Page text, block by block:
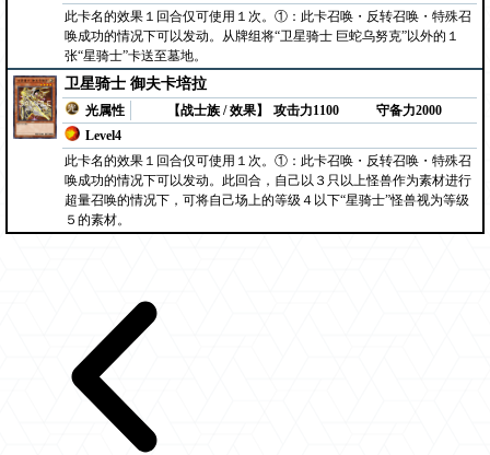
此卡名的效果１回合仅可使用１次。①：此卡召唤・反转召唤・特殊召
唤成功的情况下可以发动。从牌组将“卫星骑士 巨蛇乌努克”以外的１
张“星骑士”卡送至墓地。
卫星骑士 御夫卡培拉
光属性
【战士族 / 效果】
Level4
攻击力1100 守备力2000
此卡名的效果１回合仅可使用１次。①：此卡召唤・反转召唤・特殊召
唤成功的情况下可以发动。此回合，自己以３只以上怪兽作为素材进行
超量召唤的情况下，可将自己场上的等级４以下“星骑士”怪兽视为等级
５的素材。